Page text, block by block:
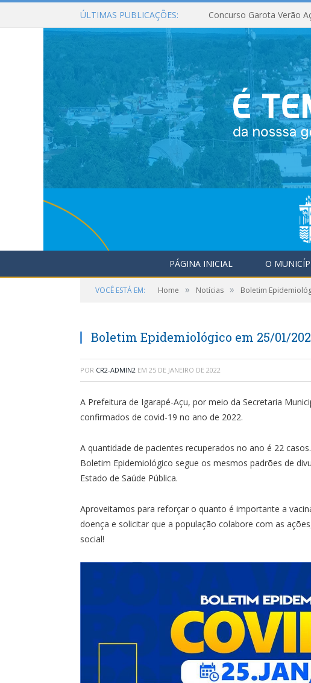
ÚLTIMAS PUBLICAÇÕES: Concurso Garota Verão
PÁGINA INICIAL O
VOCÊ ESTÁ EM: Home » Notícias » Boletim
Boletim Epidemiológico em 25/01/
POR CR2-ADMIN2 EM 25 DE JANEIRO DE 2022
A Prefeitura de Igarapé-Açu, por meio da Secretaria
confirmados de covid-19 no ano de 2022.
A quantidade de pacientes recuperados no ano é 22
Boletim Epidemiológico segue os mesmos padrões de
Estado de Saúde Pública.
Aproveitamos para reforçar o quanto é importante a
doença e solicitar que a população colabore com as
social!